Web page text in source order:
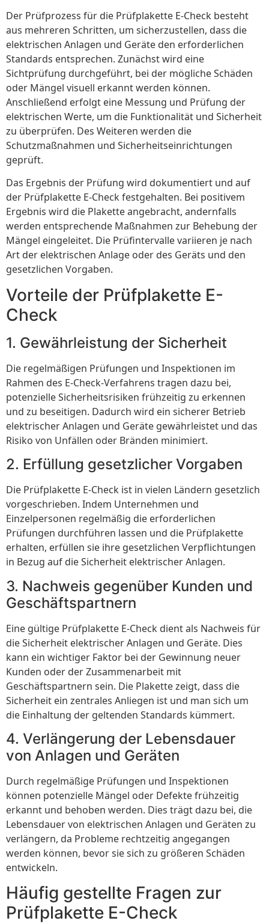
Der Prüfprozess für die Prüfplakette E-Check besteht
aus mehreren Schritten, um sicherzustellen, dass die
elektrischen Anlagen und Geräte den erforderlichen
Standards entsprechen. Zunächst wird eine
Sichtprüfung durchgeführt, bei der mögliche Schäden
oder Mängel visuell erkannt werden können.
Anschließend erfolgt eine Messung und Prüfung der
elektrischen Werte, um die Funktionalität und Sicherheit
zu überprüfen. Des Weiteren werden die
Schutzmaßnahmen und Sicherheitseinrichtungen
geprüft.
Das Ergebnis der Prüfung wird dokumentiert und auf
der Prüfplakette E-Check festgehalten. Bei positivem
Ergebnis wird die Plakette angebracht, andernfalls
werden entsprechende Maßnahmen zur Behebung der
Mängel eingeleitet. Die Prüfintervalle variieren je nach
Art der elektrischen Anlage oder des Geräts und den
gesetzlichen Vorgaben.
Vorteile der Prüfplakette E-
Check
1. Gewährleistung der Sicherheit
Die regelmäßigen Prüfungen und Inspektionen im
Rahmen des E-Check-Verfahrens tragen dazu bei,
potenzielle Sicherheitsrisiken frühzeitig zu erkennen
und zu beseitigen. Dadurch wird ein sicherer Betrieb
elektrischer Anlagen und Geräte gewährleistet und das
Risiko von Unfällen oder Bränden minimiert.
2. Erfüllung gesetzlicher Vorgaben
Die Prüfplakette E-Check ist in vielen Ländern gesetzlich
vorgeschrieben. Indem Unternehmen und
Einzelpersonen regelmäßig die erforderlichen
Prüfungen durchführen lassen und die Prüfplakette
erhalten, erfüllen sie ihre gesetzlichen Verpflichtungen
in Bezug auf die Sicherheit elektrischer Anlagen.
3. Nachweis gegenüber Kunden und
Geschäftspartnern
Eine gültige Prüfplakette E-Check dient als Nachweis für
die Sicherheit elektrischer Anlagen und Geräte. Dies
kann ein wichtiger Faktor bei der Gewinnung neuer
Kunden oder der Zusammenarbeit mit
Geschäftspartnern sein. Die Plakette zeigt, dass die
Sicherheit ein zentrales Anliegen ist und man sich um
die Einhaltung der geltenden Standards kümmert.
4. Verlängerung der Lebensdauer
von Anlagen und Geräten
Durch regelmäßige Prüfungen und Inspektionen
können potenzielle Mängel oder Defekte frühzeitig
erkannt und behoben werden. Dies trägt dazu bei, die
Lebensdauer von elektrischen Anlagen und Geräten zu
verlängern, da Probleme rechtzeitig angegangen
werden können, bevor sie sich zu größeren Schäden
entwickeln.
Häufig gestellte Fragen zur
Prüfplakette E-Check